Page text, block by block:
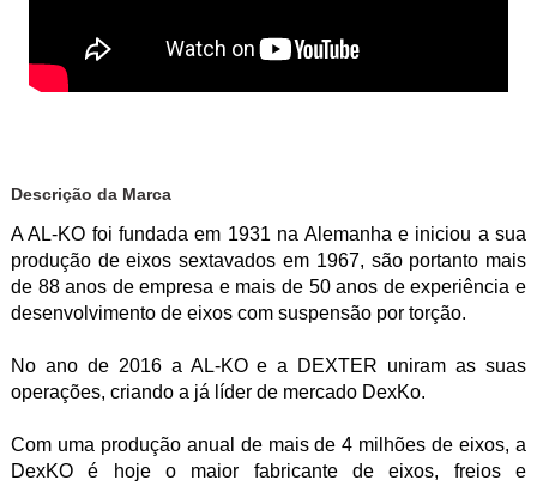
Descrição da Marca
A AL-KO foi fundada em 1931 na Alemanha e iniciou a sua
produção de eixos sextavados em 1967, são portanto mais
de 88 anos de empresa e mais de 50 anos de experiência e
desenvolvimento de eixos com suspensão por torção.
No ano de 2016 a AL-KO e a DEXTER uniram as suas
operações, criando a já líder de mercado DexKo.
Com uma produção anual de mais de 4 milhões de eixos, a
DexKO é hoje o maior fabricante de eixos, freios e